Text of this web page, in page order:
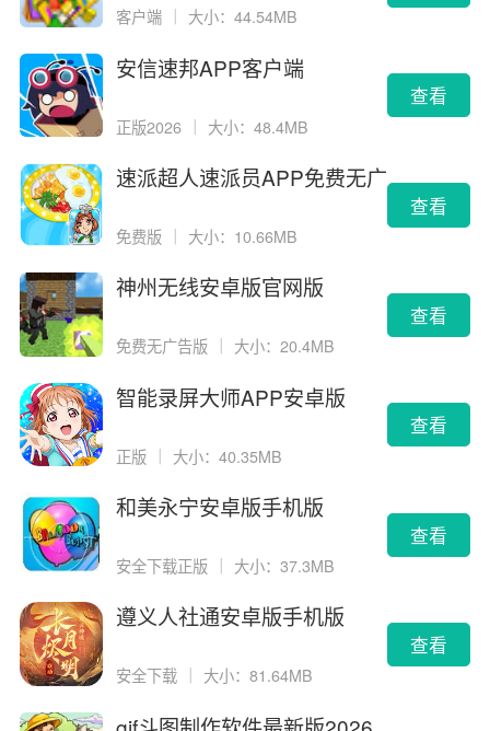
客户端 大小：44.54MB
安信速邦APP客户端
正版2026 ｜ 大小：48.4MB
查看
速派超人速派员APP免费无广
免费版 大小：10.66MB
查看
神州无线安卓版官网版
免费无广告版 大小：20.4MB
查看
智能录屏大师APP安卓版
正版 ｜ 大小：40.35MB
查看
和美永宁安卓版手机版
安全下载正版 大小：37.3MB
查看
遵义人社通安卓版手机版
安全下载 大小：81.64MB
查看